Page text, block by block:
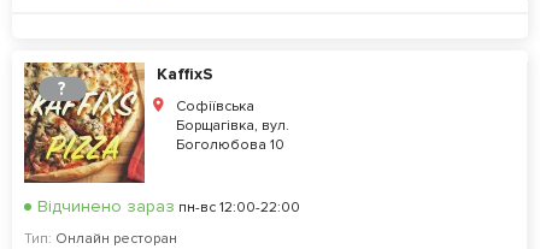
?
KaffixS
Софіївська
Борщагівка, вул.
Боголюбова 10
Відчинено зараз пн-вс 12:00-22:00
Тип: Онлайн ресторан